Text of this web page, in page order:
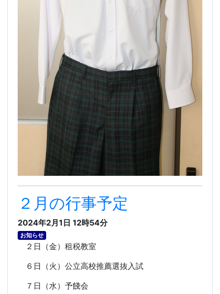
２月の行事予定
2024年2月1日 12時54分
お知らせ
２日（金）租税教室
６日（火）公立高校推薦選抜入試
７日（水）予餞会